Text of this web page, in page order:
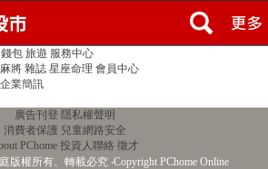
書店
包 旅遊 服務中心
將 雜誌 星座命理 會員中心
企業簡訊
廣告刊登 隱私權聲明
消費者保護 兒童網路安全
PChome 投資人聯絡 徵才
庭版權所有、轉載必究‧Copyright PChome Online